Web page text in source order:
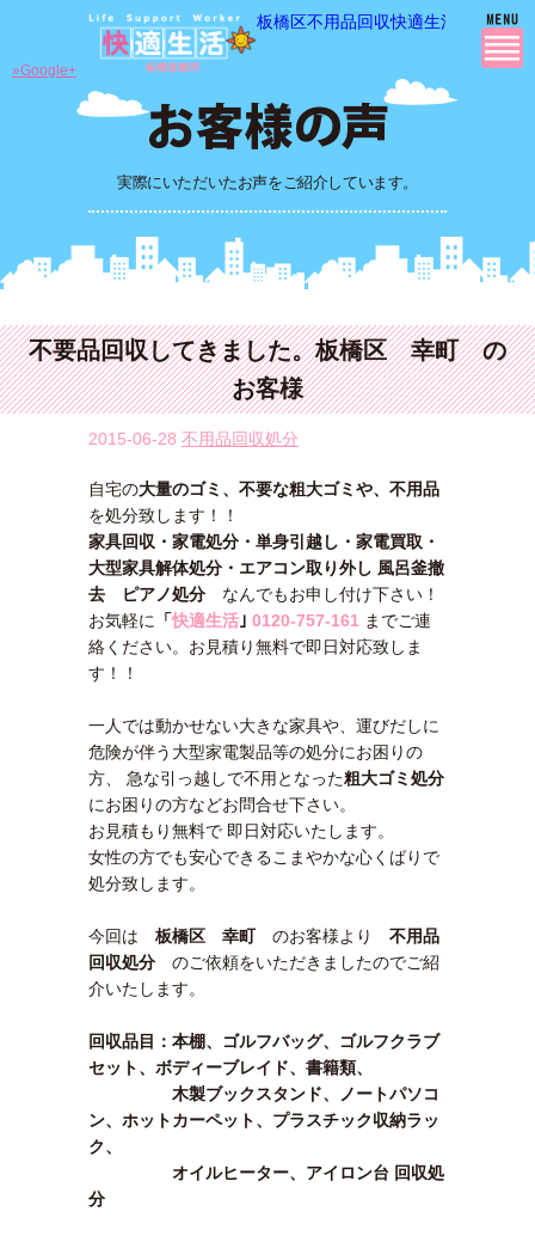
板橋区不用品回収快適生活の 不用
実際にいただいたお声をご紹介しています。
»Google+
不要品回収してきました。板橋区 幸町 の
お客様
2015-06-28 不用品回収処分
自宅の大量のゴミ、不要な粗大ゴミや、不用品
を処分致します！！
家具回収・家電処分・単身引越し・家電買取・
大型家具解体処分・エアコン取り外し 風呂釜撤
去 ピアノ処分 なんでもお申し付け下さい！
お気軽に
「快適生活 ｣ 0120-757-161 までご連
絡ください。お見積り無料で即日対応致しま
す！！
一人では動かせない大きな家具や、運びだしに
危険が伴う大型家電製品等の処分にお困りの
方、 急な引っ越しで不用となった粗大ゴミ処分
にお困りの方などお問合せ下さい。
お見積もり無料で 即日対応いたします。
女性の方でも安心できるこまやかな心くばりで
処分致します。
今回は 板橋区 幸町 のお客様より 不用品
回収処分 のご依頼をいただきましたのでご紹
介いたします。
回収品目：本棚、ゴルフバッグ、ゴルフクラブ
セット、ボディーブレイド、書籍類、
木製ブックスタンド、ノートパソコ
ン、ホットカーペット、プラスチック収納ラッ
ク、
オイルヒーター、アイロン台 回収処
分